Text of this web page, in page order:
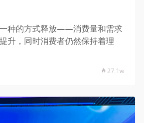
种的方式释放——消费量和需求
升，同时消费者仍然保持着理
27.1w